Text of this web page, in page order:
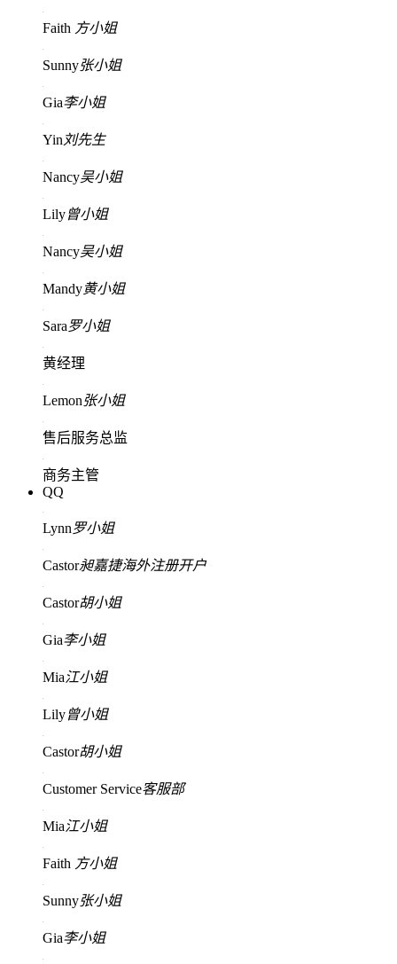
Faith 方小姐
Sunny张小姐
Gia李小姐
Yin 刘先生
Nancy吴小姐
Lily曾小姐
Nancy吴小姐
Mandy黄小姐
Sara罗小姐
黄经理
Lemon张小姐
售后服务总监
商务主管
QQ
Lynn罗小姐
Castor昶嘉捷海外注册开户
Castor胡小姐
Gia李小姐
Mia江小姐
Lily曾小姐
Castor胡小姐
Customer Service客服部
Mia江小姐
Faith 方小姐
Sunny张小姐
Gia李小姐